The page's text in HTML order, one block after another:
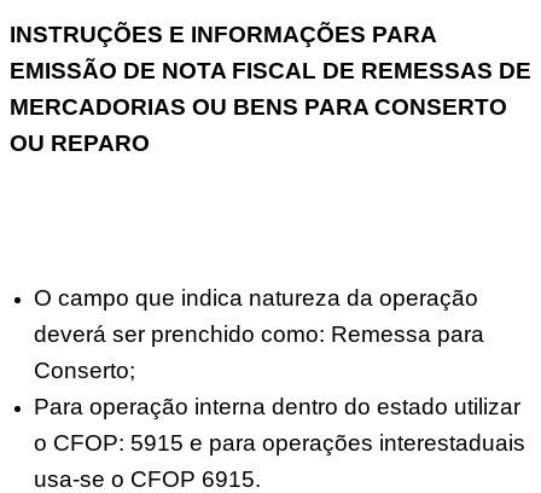
INSTRUÇÕES E INFORMAÇÕES PARA
EMISSÃO DE NOTA FISCAL DE REMESSAS DE
MERCADORIAS OU BENS PARA CONSERTO
OU REPARO
O campo que indica natureza da operação
deverá ser prenchido como: Remessa para
Conserto;
Para operação interna dentro do estado utilizar
o CFOP: 5915 e para operações interestaduais
usa-se o CFOP 6915.